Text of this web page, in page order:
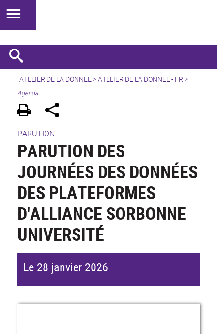
ATELIER DE LA DONNEE>ATELIER DE LA DONNEE - FR >
Agenda
PARUTION
PARUTION DES
JOURNÉES DES DONNÉES
DES PLATEFORMES
D'ALLIANCE SORBONNE
UNIVERSITÉ
Le 28 janvier 2026